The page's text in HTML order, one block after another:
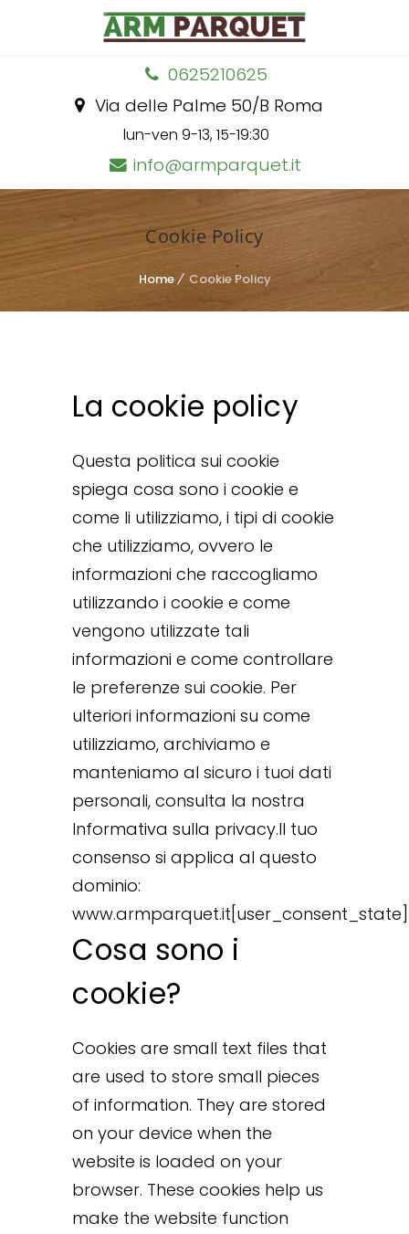
0625210625
Via delle Palme 50/B Roma
lun-ven 9-13, 15-19:30
info@armparquet.it
Cookie Policy
Home Cookie Policy
La cookie policy
Questa politica sui cookie
spiega cosa sono i cookie e
come li utilizziamo, i tipi di cookie
che utilizziamo, ovvero le
informazioni che raccogliamo
utilizzando i cookie e come
vengono utilizzate tali
informazioni e come controllare
le preferenze sui cookie. Per
ulteriori informazioni su come
utilizziamo, archiviamo e
manteniamo al sicuro i tuoi dati
personali, consulta la nostra
Informativa sulla privacy.Il tuo
consenso si applica al questo
dominio:
www.armparquet.it[user_consent_state]
Cosa sono i
cookie?
Cookies are small text files that
are used to store small pieces
of information. They are stored
on your device when the
website is loaded on your
browser. These cookies help us
make the website function